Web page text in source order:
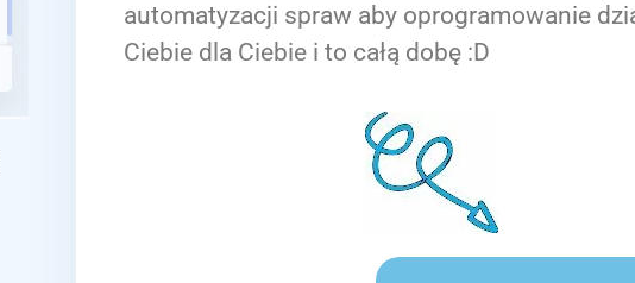
automatyzacji spraw aby oprogramowanie
Ciebie dla Ciebie i to całą dobę :D